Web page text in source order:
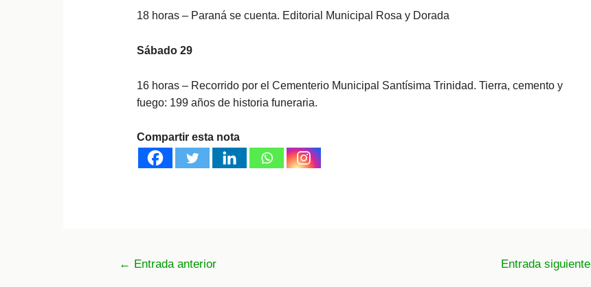
18 horas – Paraná se cuenta. Editorial Municipal Rosa y Dorada
Sábado 29
16 horas – Recorrido por el Cementerio Municipal Santísima Trinidad. Tierra, cemento y
fuego: 199 años de historia funeraria.
Compartir esta nota
Navegación
← Entrada anterior Entrada siguiente